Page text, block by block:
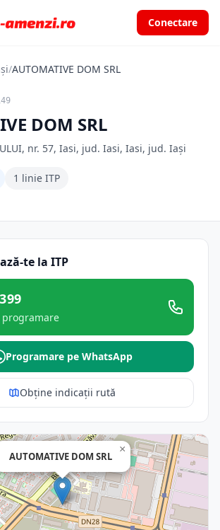
Conectare
/AUTOMATIVE DOM SRL
DOM SRL
nr. 57, Iasi, jud. Iasi, Iasi, jud. Iași
1 linie ITP
te la ITP
Programare pe WhatsApp
Obține indicații rută
AUTOMATIVE DOM SRL
×